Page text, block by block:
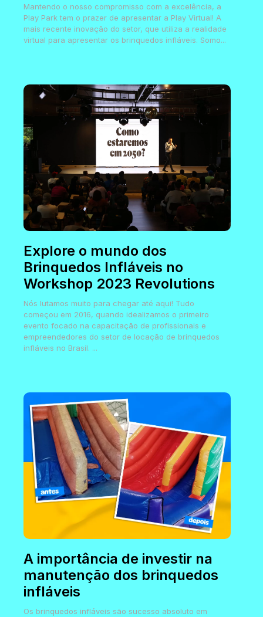
Mantendo o nosso compromisso com a excelência, a
Play Park tem o prazer de apresentar a Play Virtual! A
mais recente inovação do setor, que utiliza a realidade
virtual para apresentar os brinquedos infláveis. Somo...
Explore o mundo dos
Brinquedos Infláveis no
Workshop 2023 Revolutions
Nós lutamos muito para chegar até aqui! Tudo
começou em 2016, quando idealizamos o primeiro
evento focado na capacitação de profissionais e
empreendedores do setor de locação de brinquedos
infláveis no Brasil. ...
A importância de investir na
manutenção dos brinquedos
infláveis
Os brinquedos infláveis são sucesso absoluto em